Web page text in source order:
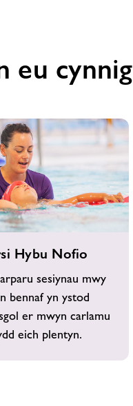
eu cynnig
Hybu Nofio
sesiynau mwy
bennaf yn ystod
er mwyn carlamu
eich plentyn.